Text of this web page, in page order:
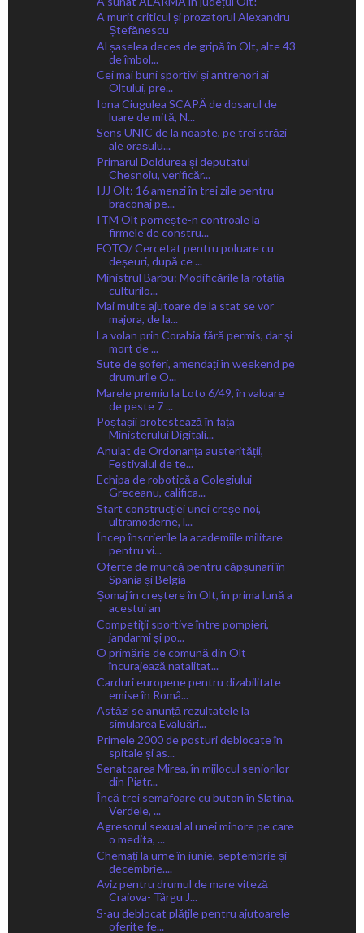
A murit criticul și prozatorul Alexandru
Ștefănescu
Al șaselea deces de gripă în Olt, alte 43
de îmbol...
Cei mai buni sportivi și antrenori ai
Oltului, pre...
Iona Ciugulea SCAPĂ de dosarul de
luare de mită, N...
Sens UNIC de la noapte, pe trei străzi
ale orașulu...
Primarul Doldurea și deputatul
Chesnoiu, verificăr...
IJJ Olt: 16 amenzi în trei zile pentru
braconaj pe...
ITM Olt pornește-n controale la
firmele de constru...
FOTO/ Cercetat pentru poluare cu
deșeuri, după ce ...
Ministrul Barbu: Modificările la rotația
culturilo...
Mai multe ajutoare de la stat se vor
majora, de la...
La volan prin Corabia fără permis, dar și
mort de ...
Sute de șoferi, amendați în weekend pe
drumurile O...
Marele premiu la Loto 6/49, în valoare
de peste 7 ...
Poștașii protestează în fața
Ministerului Digitali...
Anulat de Ordonanța austerității,
Festivalul de te...
Echipa de robotică a Colegiului
Greceanu, califica...
Start construcției unei creșe noi,
ultramoderne, l...
Încep înscrierile la academiile militare
pentru vi...
Oferte de muncă pentru căpșunari în
Spania și Belgia
Șomaj în creștere în Olt, în prima lună a
acestui an
Competiții sportive între pompieri,
jandarmi și po...
O primărie de comună din Olt
încurajează natalitat...
Carduri europene pentru dizabilitate
emise în Româ...
Astăzi se anunță rezultatele la
simularea Evaluări...
Primele 2000 de posturi deblocate în
spitale și as...
Senatoarea Mirea, în mijlocul seniorilor
din Piatr...
Încă trei semafoare cu buton în Slatina.
Verdele, ...
Agresorul sexual al unei minore pe care
o medita, ...
Chemați la urne în iunie, septembrie și
decembrie....
Aviz pentru drumul de mare viteză
Craiova- Târgu J...
S-au deblocat plățile pentru ajutoarele
oferite fe...